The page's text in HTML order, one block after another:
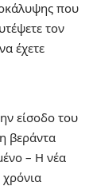
που
τον
έχετε
είσοδο του
βεράντα
– Η νέα